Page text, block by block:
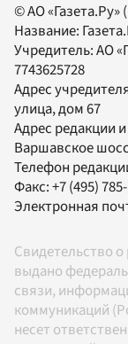
© АО «Газета.Ру»
Название:
Учредитель:АО
7743625728
Адрес
улица, дом 67
Адрес редакции
Варшавское
Телефон
Факс:+7 (495)
Электронная
Свидетельство
выдано
связи,
коммуникаций
несет